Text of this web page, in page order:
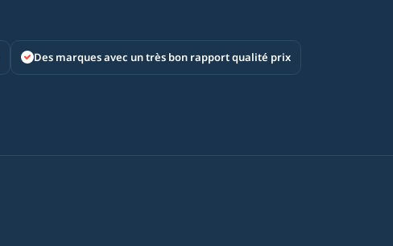
Des marques avec un très bon rapport qualité prix